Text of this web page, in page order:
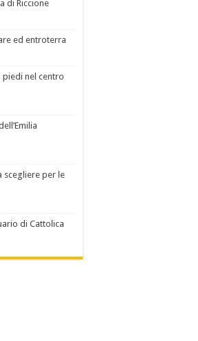
di Riccione
ed entroterra
piedi nel centro
scegliere per le
di Cattolica